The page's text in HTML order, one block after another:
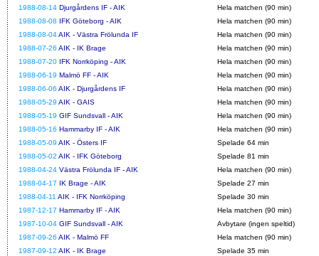
1988-08-14 Djurgårdens IF - AIK
Hela matchen (90 min)
1988-08-08 IFK Göteborg - AIK
Hela matchen (90 min)
1988-08-04AIK - Västra Frölunda IF
Hela matchen (90 min)
1988-07-26 AIK - IK Brage
Hela matchen (90 min)
1988-07-20 IFK Norrköping - AIK
Hela matchen (90 min)
1988-06-19 Malmö FF - AIK
Hela matchen (90 min)
1988-06-06 AIK - Djurgårdens IF
Hela matchen (90 min)
1988-05-29 AIK - GAIS
Hela matchen (90 min)
1988-05-19 GIF Sundsvall - AIK
Hela matchen (90 min)
1988-05-16 Hammarby IF - AIK
Hela matchen (90 min)
1988-05-09 AIK - Östers IF
Spelade 64 min
1988-05-02 AIK - IFK Göteborg
Spelade 81 min
1988-04-24 Västra Frölunda IF - AIK
Hela matchen (90 min)
1988-04-17 IK Brage - AIK
Spelade 27 min
1988-04-11 AIK - IFK Norrköping
Spelade 30 min
1987-12-17 Hammarby IF - AIK
Hela matchen (90 min)
1987-10-04 GIF Sundsvall - AIK
Avbytare (ingen speltid)
1987-09-26 AIK - Malmö FF
Hela matchen (90 min)
1987-09-12 AIK - IK Brage
Spelade 35 min